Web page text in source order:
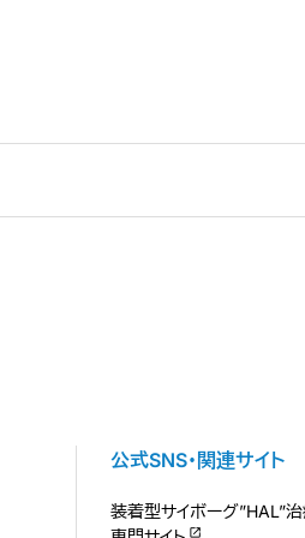
公式SNS・関連サイト
装着型サイボーグ”HAL”